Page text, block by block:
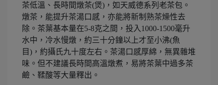
茶低溫、長時間燉茶(煲)，如天威德系列老茶包。
燉茶，能提升茶湯口感，亦能將新制熟茶燥性去
除。茶葉基本量在5-8克之間，投入1000-1500毫升
水中，冷水慢燉，約三十分鐘以上才至小沸(魚
目)，約攝氏九十度左右。茶湯口感厚綿，無異雜堆
味。但不建議長時間高溫燉煮，易將茶葉中過多茶
鹼、鞣酸等大量釋出。